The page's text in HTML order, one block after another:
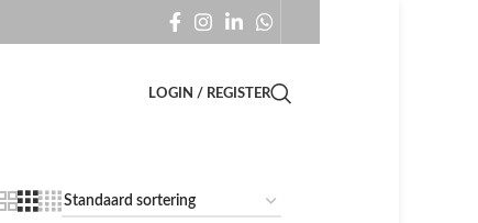
LOGIN / REGISTER